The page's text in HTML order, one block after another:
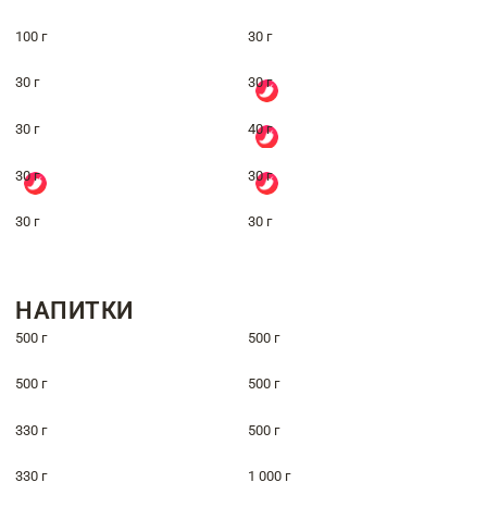
100 г 30 г
30 г 30 г
30 г 40 г
30 г 30 г
30 г 30 г
НАПИТКИ
500 г 500 г
500 г 500 г
330 г 500 г
330 г 1 000 г